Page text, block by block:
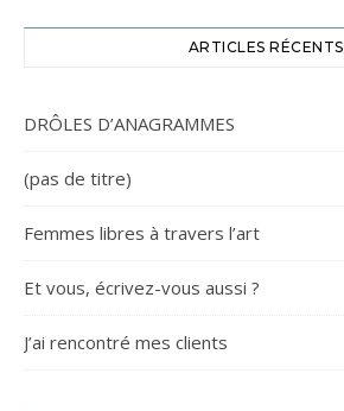
ARTICLES RÉCENTS
DRÔLES D’ANAGRAMMES
(pas de titre)
Femmes libres à travers l’art
Et vous, écrivez-vous aussi ?
J’ai rencontré mes clients